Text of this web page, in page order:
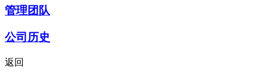
管理团队
公司历史
返回